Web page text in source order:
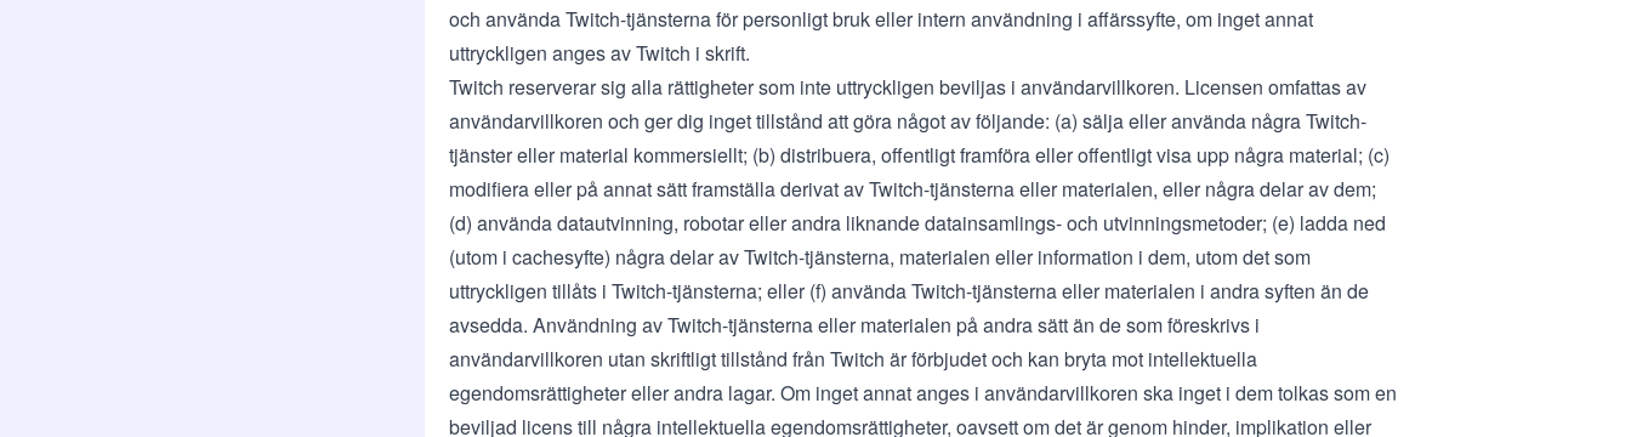
och använda Twitch-tjänsterna för personligt bruk eller intern användning i affärssyfte, om inget annat
uttryckligen anges av Twitch i skrift.
Twitch reserverar sig alla rättigheter som inte uttryckligen beviljas i användarvillkoren. Licensen omfattas av
användarvillkoren och ger dig inget tillstånd att göra något av följande: (a) sälja eller använda några Twitch-
tjänster eller material kommersiellt; (b) distribuera, offentligt framföra eller offentligt visa upp några material; (c)
modifiera eller på annat sätt framställa derivat av Twitch-tjänsterna eller materialen, eller några delar av dem;
(d) använda datautvinning, robotar eller andra liknande datainsamlings- och utvinningsmetoder; (e) ladda ned
(utom i cachesyfte) några delar av Twitch-tjänsterna, materialen eller information i dem, utom det som
uttryckligen tillåts i Twitch-tjänsterna; eller (f) använda Twitch-tjänsterna eller materialen i andra syften än de
avsedda. Användning av Twitch-tjänsterna eller materialen på andra sätt än de som föreskrivs i
användarvillkoren utan skriftligt tillstånd från Twitch är förbjudet och kan bryta mot intellektuella
egendomsrättigheter eller andra lagar. Om inget annat anges i användarvillkoren ska inget i dem tolkas som en
beviljad licens till några intellektuella egendomsrättigheter, oavsett om det är genom hinder, implikation eller